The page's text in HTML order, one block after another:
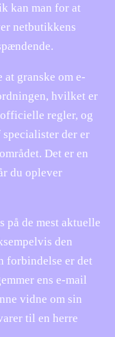
kan man for at
netbutikkens
granske om e-
hvilket er
regler, og
specialister der er
Det er en
du oplever
på de mest aktuelle
den
forbindelse er det
ens e-mail
vidne om sin
til en herre